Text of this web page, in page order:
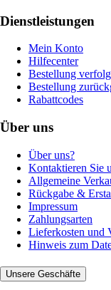
Dienstleistungen
Mein Konto
Hilfecenter
Bestellung
Bestellung
Rabattcodes
Über uns
Über uns?
Kontaktieren Sie
Allgemeine
Rückgabe &
Impressum
Zahlungsarten
Lieferkosten und
Hinweis zum
Unsere Geschäfte